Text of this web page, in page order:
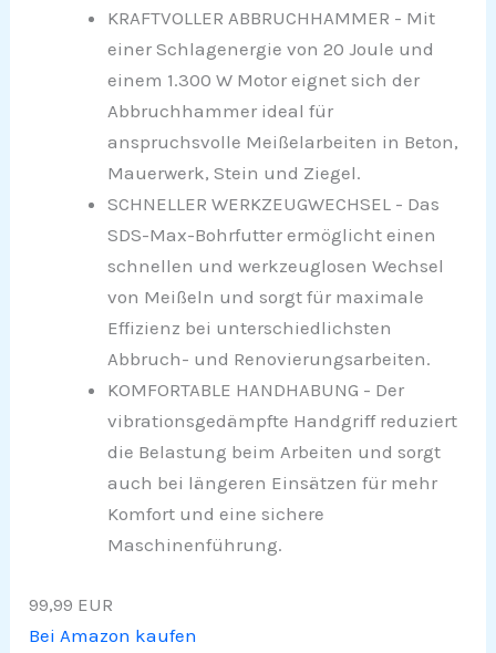
KRAFTVOLLER ABBRUCHHAMMER - Mit
einer Schlagenergie von 20 Joule und
einem 1.300 W Motor eignet sich der
Abbruchhammer ideal für
anspruchsvolle Meißelarbeiten in Beton,
Mauerwerk, Stein und Ziegel.
SCHNELLER WERKZEUGWECHSEL - Das
SDS-Max-Bohrfutter ermöglicht einen
schnellen und werkzeuglosen Wechsel
von Meißeln und sorgt für maximale
Effizienz bei unterschiedlichsten
Abbruch- und Renovierungsarbeiten.
KOMFORTABLE HANDHABUNG - Der
vibrationsgedämpfte Handgriff reduziert
die Belastung beim Arbeiten und sorgt
auch bei längeren Einsätzen für mehr
Komfort und eine sichere
Maschinenführung.
99,99 EUR
Bei Amazon kaufen